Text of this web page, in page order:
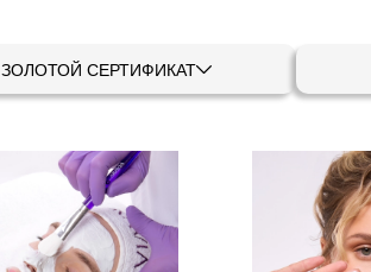
ЗОЛОТОЙ СЕРТИФИКАТ